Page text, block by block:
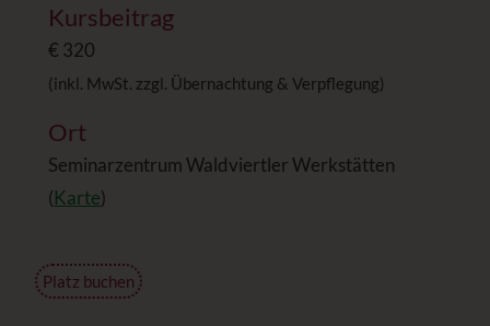
Kursbeitrag
€ 320
(inkl. MwSt. zzgl. Übernachtung & Verpflegung)
Ort
Seminarzentrum Waldviertler Werkstätten
(Karte)
Platz buchen